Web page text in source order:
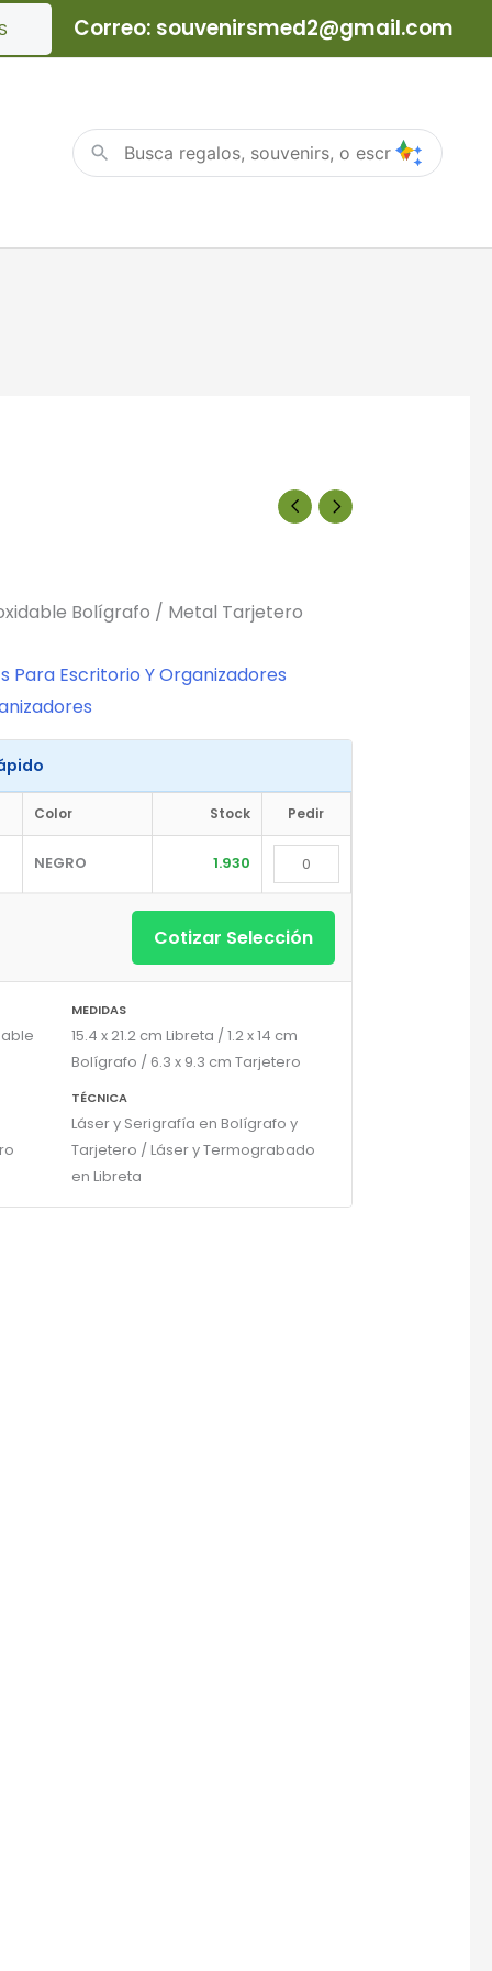
Correo: souvenirsmed2@gmail.com
Bolígrafo / Metal Tarjetero
Para Escritorio Y Organizadores
Color Stock Pedir
NEGRO 1.930
Cotizar Selección
MEDIDAS
15.4 x 21.2 cm Libreta / 1.2 x 14 cm
Bolígrafo / 6.3 x 9.3 cm Tarjetero
TÉCNICA
Láser y Serigrafía en Bolígrafo y
Tarjetero / Láser y Termograbado
en Libreta